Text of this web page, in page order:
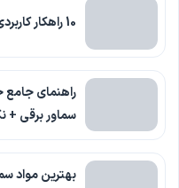
10 راهکار کاربردی برای جلوگیری از سر خوردن روتختی
راهنمای جامع
سماور برقی +